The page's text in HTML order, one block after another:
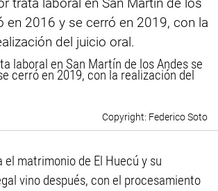
laboral en San Martín de los Andes se
cerró en 2019, con la realización del
Federico Soto
el matrimonio de El Huecú y su
vino después, con el procesamiento